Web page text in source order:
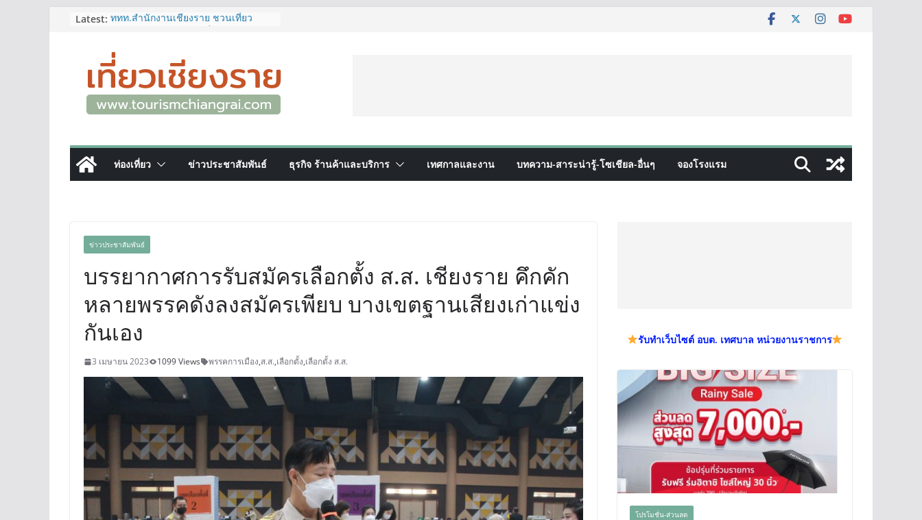
Latest: ททท.สำนักงานเชียงราย ชวนเที่ยว
เก็บแสตมป์ครบ แล้วรับของที่ระลึกสุด
พิเศษ! ทันที
เลขสวย หมวด ขจ เปิดประมูลออนไลน์
แล้ววันนี้ เลขเด่น เลขมงคล ความหมาย
ดีมีให้เลือกหลากหลายทั้ง 301 หมายเลข
จ.เชียงราย ที่ไม่ควรพลาด!
12–16 ส.ค.นี้ เตรียมพบกับมหกรรมสุด
ยิ่งใหญ่แห่งปี “อุตสาหกรรมแฟร์ ล้านนา
ตะวันออก 2026”
และการท่องเที่ยวของเมือง
ท่องเที่ยว ข่าวประชาสัมพันธ์ ธุรกิจ ร้านค้าและบริการ เทศกาลและงาน บทความ-สาระน่ารู้-โซเชียล-อื่นๆ จองโรงแรม
ข่าวประชาสัมพันธ์
บรรยากาศการรับสมัครเลือกตั้ง ส.ส. เชียงราย คึกคัก
หลายพรรคดังลงสมัครเพียบ บางเขตฐานเสียงเก่าแข่ง
กันเอง
3 เมษายน 2023 1099 Views พรรคการเมือง,ส.ส.,เลือกตั้ง,เลือกตั้ง ส.ส.
รับทำเว็บไซต์ อบต. เทศบาล หน่วยงานราชการ
โปรโมชั่น-ส่วนลด